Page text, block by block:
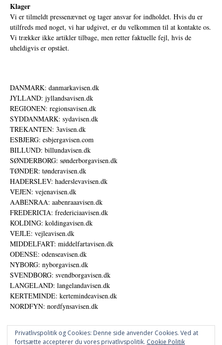
Klager
Vi er tilmeldt pressenævnet og tager ansvar for indholdet. Hvis du er
utilfreds med noget, vi har udgivet, er du velkommen til at kontakte os.
Vi trækker ikke artikler tilbage, men retter faktuelle fejl, hvis de
uheldigvis er opstået.
DANMARK: danmarkavisen.dk
JYLLAND: jyllandsavisen.dk
REGIONEN: regionsavisen.dk
SYDDANMARK: sydavisen.dk
TREKANTEN: 3avisen.dk
ESBJERG: esbjergavisen.com
BILLUND: billundavisen.dk
SØNDERBORG: sønderborgavisen.dk
TØNDER: tønderavisen.dk
HADERSLEV: haderslevavisen.dk
VEJEN: vejenavisen.dk
AABENRAA: aabenraaavisen.dk
FREDERICIA: fredericiaavisen.dk
KOLDING: koldingavisen.dk
VEJLE: vejleavisen.dk
MIDDELFART: middelfartavisen.dk
ODENSE: odenseavisen.dk
NYBORG: nyborgavisen.dk
SVENDBORG: svendborgavisen.dk
LANGELAND: langelandavisen.dk
KERTEMINDE: kertemindeavisen.dk
NORDFYN: nordfynsavisen.dk
Privatlivspolitik og Cookies: Denne side anvender Cookies. Ved at
fortsætte accepterer du vores privatlivspolitik. Cookie Politik